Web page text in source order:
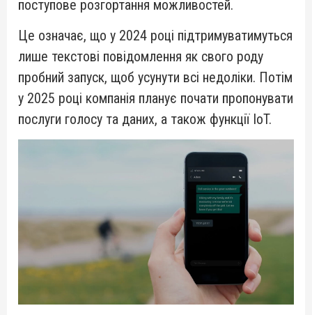
поступове розгортання можливостей.
Це означає, що у 2024 році підтримуватимуться
лише текстові повідомлення як свого роду
пробний запуск, щоб усунути всі недоліки. Потім
у 2025 році компанія планує почати пропонувати
послуги голосу та даних, а також функції IoT.